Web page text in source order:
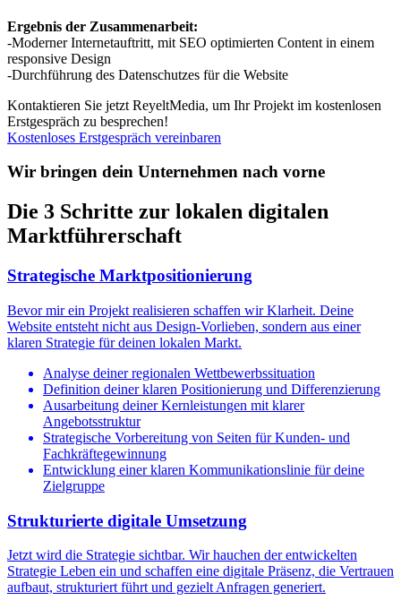
Ergebnis der Zusammenarbeit:
-Moderner Internetauftritt, mit SEO optimierten Content in einem
responsive Design
-Durchführung des Datenschutzes für die Website
Kontaktieren Sie jetzt ReyeltMedia, um Ihr Projekt im kostenlosen
Erstgespräch zu besprechen!
Kostenloses Erstgespräch vereinbaren
Wir bringen dein Unternehmen nach vorne
Die 3 Schritte zur lokalen digitalen
Marktführerschaft
Strategische Marktpositionierung
Bevor mir ein Projekt realisieren schaffen wir Klarheit. Deine
Website entsteht nicht aus Design-Vorlieben, sondern aus einer
klaren Strategie für deinen lokalen Markt.
Analyse deiner regionalen Wettbewerbssituation
Definition deiner klaren Positionierung und Differenzierung
Ausarbeitung deiner Kernleistungen mit klarer
Angebotsstruktur
Strategische Vorbereitung von Seiten für Kunden- und
Fachkräftegewinnung
Entwicklung einer klaren Kommunikationslinie für deine
Zielgruppe
Strukturierte digitale Umsetzung
Jetzt wird die Strategie sichtbar. Wir hauchen der entwickelten
Strategie Leben ein und schaffen eine digitale Präsenz, die Vertrauen
aufbaut, strukturiert führt und gezielt Anfragen generiert.